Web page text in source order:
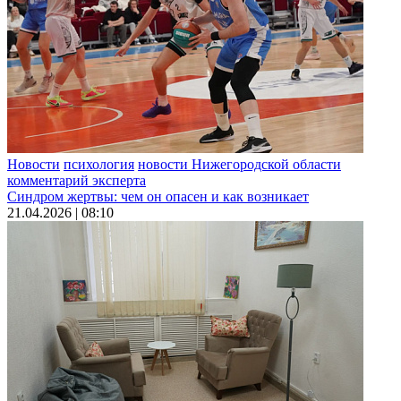
13.07.2026 | 19:40
Самарская область вошла в рейтинг регионов РФ по
доступности жилья
13.07.2026 | 13:59
Девочка получила удар током от оборванного провода на
улице
08.07.2026 | 16:39
Иммунолог объяснил, какие продукты чаще всего вызывают
аллергию
07.07.2026 | 12:43
16 человек застряли на канатной дороге из-за непогоды
06.07.2026 | 12:54
Массовое ДТП: грузовик столкнулся с 17 автомобилями
01.07.2026 | 12:14
Медики: алкоголь — один из основных факторов риска
29.06.2026 | 19:48
Баста объяснил, почему не смог прийти на выпускной 11-
классников
29.06.2026 | 15:24
Водитель получил 3,5 года колонии-поселения за гибель
четырех человек в ДТП
22.06.2026 | 15:32
Психолог рассказал, как справляться с семейными кризисами
Новости психология новости Нижегородской области
комментарий эксперта
Синдром жертвы: чем он опасен и как возникает
21.04.2026 | 08:10